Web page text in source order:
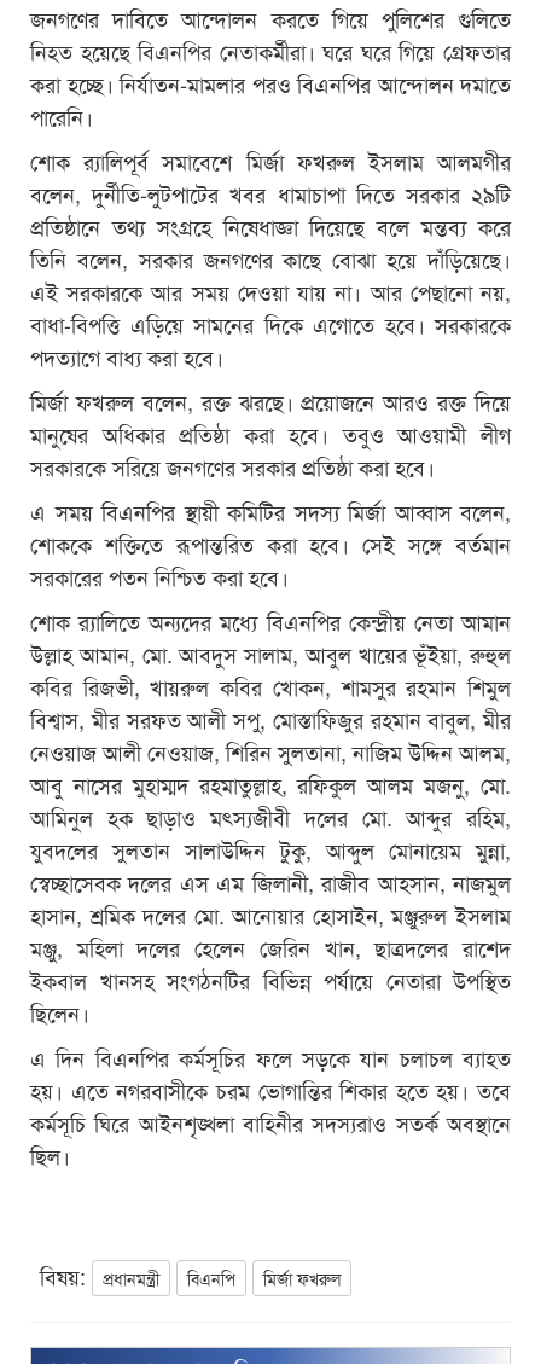
জনগণের দাবিতে আন্দোলন করতে গিয়ে পুলিশের গুলিতে
নিহত হয়েছে বিএনপির নেতাকর্মীরা। ঘরে ঘরে গিয়ে গ্রেফতার
করা হচ্ছে। নির্যাতন-মামলার পরও বিএনপির আন্দোলন দমাতে
পারেনি।
শোক র‌্যালিপূর্ব সমাবেশে মির্জা ফখরুল ইসলাম আলমগীর
বলেন, দুর্নীতি-লুটপাটের খবর ধামাচাপা দিতে সরকার ২৯টি
প্রতিষ্ঠানে তথ্য সংগ্রহে‌ নিষেধাজ্ঞা দিয়েছে বলে মন্তব্য করে
তিনি বলেন, সরকার জনগণের কাছে বোঝা হয়ে দাঁড়িয়েছে।
এই সরকারকে আর সময় দেওয়া যায় না। আর পেছানো নয়,
বাধা-বিপত্তি এড়িয়ে সামনের দিকে এগোতে হবে। সরকারকে
পদত্যাগে বাধ্য করা হবে।
মির্জা ফখরুল বলেন, রক্ত ঝরছে। প্রয়োজনে আরও রক্ত দিয়ে
মানুষের অধিকার প্রতিষ্ঠা করা হবে। তবুও আওয়ামী লীগ
সরকারকে সরিয়ে জনগণের সরকার প্রতিষ্ঠা করা হবে।
এ সময় বিএনপির স্থায়ী কমিটির সদস্য মির্জা আব্বাস বলেন,
শোককে শক্তিতে রূপান্তরিত করা হবে। সেই সঙ্গে বর্তমান
সরকারের পতন নিশ্চিত করা হবে।
শোক র‌্যালিতে অন্যদের মধ্যে বিএনপির কেন্দ্রীয় নেতা আমান
উল্লাহ আমান, মো. আবদুস সালাম, আবুল খায়ের ভূঁইয়া, রুহুল
কবির রিজভী, খায়রুল কবির খোকন, শামসুর রহমান শিমুল
বিশ্বাস, মীর সরফত আলী সপু, মোস্তাফিজুর রহমান বাবুল, মীর
নেওয়াজ আলী নেওয়াজ, শিরিন সুলতানা, নাজিম উদ্দিন আলম,
আবু নাসের মুহাম্মদ রহমাতুল্লাহ, রফিকুল আলম মজনু, মো.
আমিনুল হক ছাড়াও মৎস্যজীবী দলের মো. আব্দুর রহিম,
যুবদলের সুলতান সালাউদ্দিন টুকু, আব্দুল মোনায়েম মুন্না,
স্বেচ্ছাসেবক দলের এস এম জিলানী, রাজীব আহসান, নাজমুল
হাসান, শ্রমিক দলের মো. আনোয়ার হোসাইন, মঞ্জুরুল ইসলাম
মঞ্জু, মহিলা দলের হেলেন জেরিন খান, ছাত্রদলের রাশেদ
ইকবাল খানসহ সংগঠনটির বিভিন্ন পর্যায়ে নেতারা উপস্থিত
ছিলেন।
এ দিন বিএনপির কর্মসূচির ফলে সড়কে যান চলাচল ব্যাহত
হয়। এতে নগরবাসীকে চরম ভোগান্তির শিকার হতে হয়। তবে
কর্মসূচি ঘিরে আইনশৃঙ্খলা বাহিনীর সদস্যরাও সতর্ক অবস্থানে
ছিল।
বিষয়: প্রধানমন্ত্রী বিএনপি মির্জা ফখরুল